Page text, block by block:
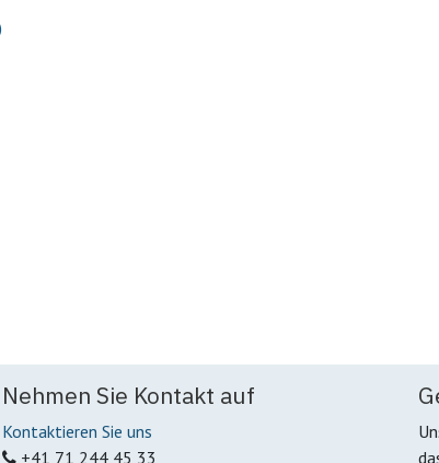
Nehmen Sie Kontakt auf
Kontaktieren Sie uns
+41 71 244 45 33